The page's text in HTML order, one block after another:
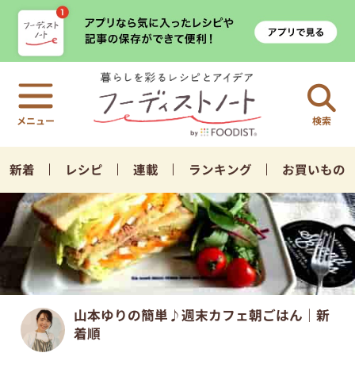
検索
新着 レシピ 連載 ランキング お買いもの
山本ゆりの簡単♪週末カフェ朝ごはん｜新
着順